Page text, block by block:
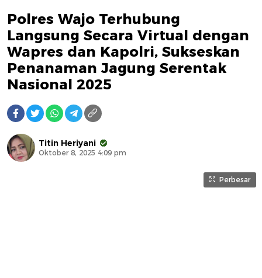
Polres Wajo Terhubung
Langsung Secara Virtual dengan
Wapres dan Kapolri, Sukseskan
Penanaman Jagung Serentak
Nasional 2025
Titin Heriyani
Oktober 8, 2025 4:09 pm
Perbesar